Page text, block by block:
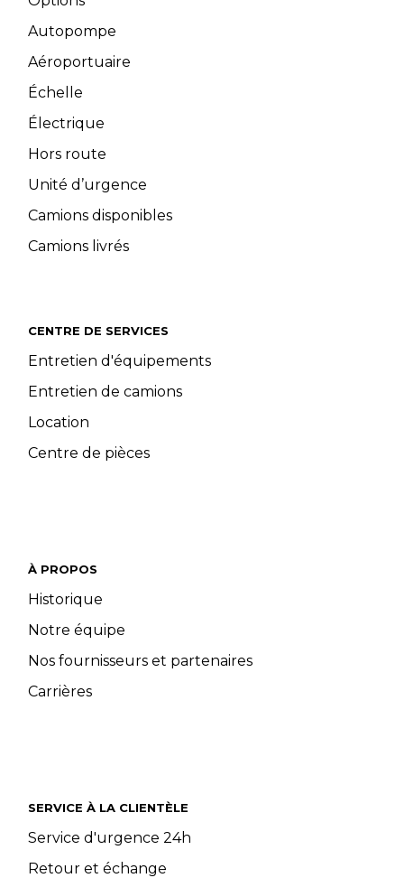
Autopompe
Aéroportuaire
Échelle
Électrique
Hors route
Unité d’urgence
Camions disponibles
Camions livrés
CENTRE DE SERVICES
Entretien d'équipements
Entretien de camions
Location
Centre de pièces
À PROPOS
Historique
Notre équipe
Nos fournisseurs et partenaires
Carrières
SERVICE À LA CLIENTÈLE
Service d'urgence 24h
Retour et échange